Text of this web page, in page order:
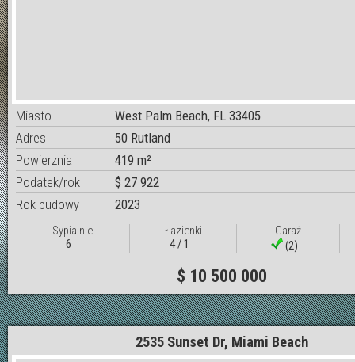
Miasto
West Palm Beach, FL 33405
Adres
50 Rutland
Powierznia
419 m²
Podatek/rok
$ 27 922
Rok budowy
2023
Sypialnie
6
Łazienki
4 / 1
Garaż
(2)
$ 10 500 000
2535 Sunset Dr, Miami Beach